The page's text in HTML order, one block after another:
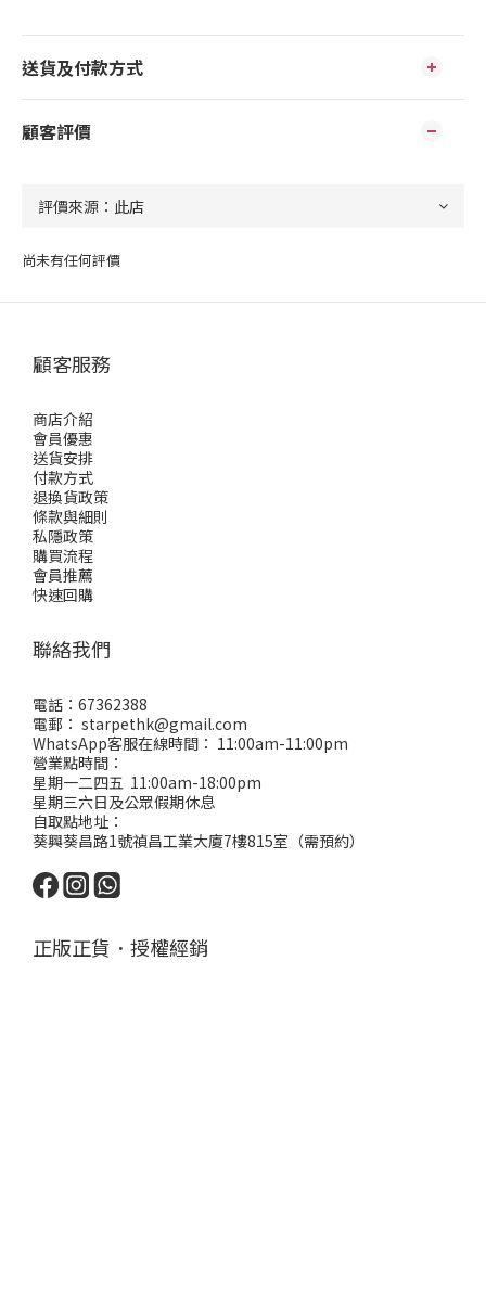
送貨及付款方式
顧客評價
尚未有任何評價
顧客服務
商店介紹
會員優惠
送貨安排
付款方式
退換貨政策
條款與細則
私隱政策
購買流程
會員推薦
快速回購
聯絡我們
電話：67362388
電郵： starpethk@gmail.com
WhatsApp客服在線時間： 11:00am-11:00pm
營業點時間：
星期一二四五 11:00am-18:00pm
星期三六日及公眾假期休息
自取點地址：
葵興葵昌路1號禎昌工業大廈7樓815室（需預約）
正版正貨．授權經銷